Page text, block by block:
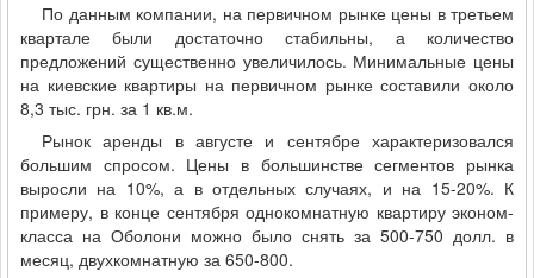
По данным компании, на первичном рынке цены в третьем
квартале были достаточно стабильны, а количество
предложений существенно увеличилось. Минимальные цены
на киевские квартиры на первичном рынке составили около
8,3 тыс. грн. за 1 кв.м.
Рынок аренды в августе и сентябре характеризовался
большим спросом. Цены в большинстве сегментов рынка
выросли на 10%, а в отдельных случаях, и на 15-20%. К
примеру, в конце сентября однокомнатную квартиру эконом-
класса на Оболони можно было снять за 500-750 долл. в
месяц, двухкомнатную за 650-800.